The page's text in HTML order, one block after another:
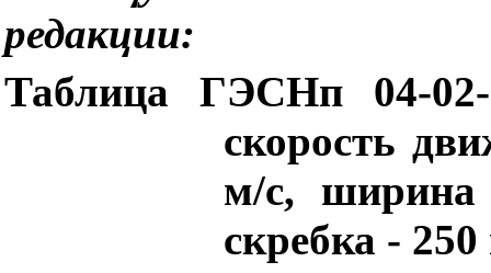
редакции:
Таблица ГЭСНп 04-02-
скорость
м/с, ширина
скребка -